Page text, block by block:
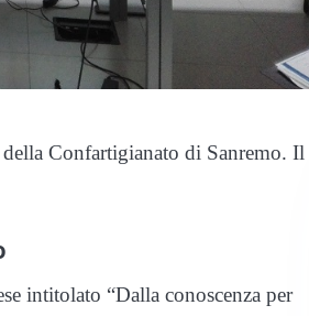
Confartigianato di Sanremo. Il
intitolato “Dalla conoscenza per